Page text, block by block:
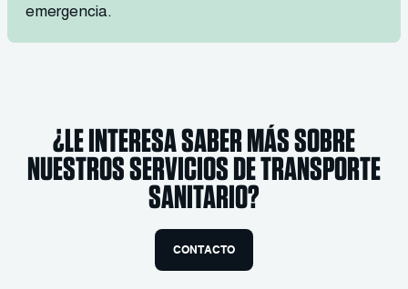
emergencia.
¿LE INTERESA SABER MÁS SOBRE
NUESTROS SERVICIOS DE TRANSPORTE
SANITARIO?
CONTACTO